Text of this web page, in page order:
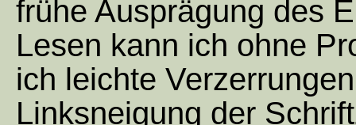
frühe Ausprägung des
Lesen kann ich ohne
ich leichte
Linksneigung der